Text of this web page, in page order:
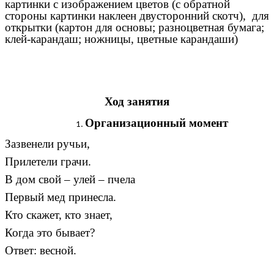
картинки с изображением цветов (с обратной
стороны картинки наклеен двусторонний скотч), для
открытки (картон для основы; разноцветная бумага;
клей-карандаш; ножницы, цветные карандаши)
Ход занятия
Организационный момент
Зазвенели ручьи,
Прилетели грачи.
В дом свой – улей – пчела
Первый мед принесла.
Кто скажет, кто знает,
Когда это бывает?
Ответ: весной.